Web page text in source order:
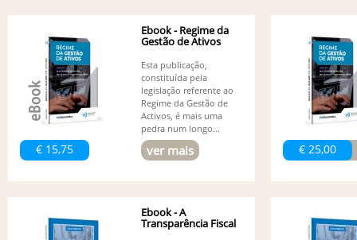
€ 15,75
Ebook - Regime da
Gestão de Ativos
Esta publicação,
constituída pela
legislação referente ao
Regime da Gestão de
Activos, é mais uma
pedra num longo...
ver mais € 25,00
Ebook - A
Transparência Fiscal